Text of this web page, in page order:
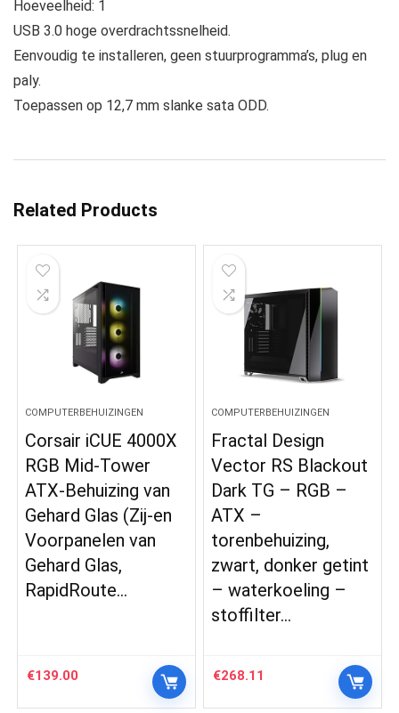
Hoeveelheid: 1
USB 3.0 hoge overdrachtssnelheid.
Eenvoudig te installeren, geen stuurprogramma’s, plug en
paly.
Toepassen op 12,7 mm slanke sata ODD.
Related Products
COMPUTERBEHUIZINGEN
Corsair iCUE 4000X
RGB Mid-Tower
ATX-Behuizing van
Gehard Glas (Zij-en
Voorpanelen van
Gehard Glas,
RapidRoute…
€139.00
COMPUTERBEHUIZINGEN
Fractal Design
Vector RS Blackout
Dark TG – RGB –
ATX –
torenbehuizing,
zwart, donker getint
– waterkoeling –
stoffilter…
€268.11